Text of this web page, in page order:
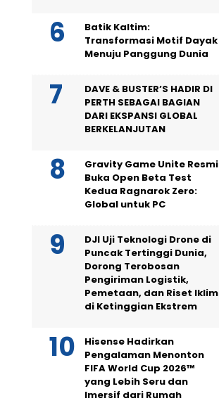
Batik Kaltim:
Transformasi Motif Dayak
Menuju Panggung Dunia
DAVE & BUSTER’S HADIR DI
PERTH SEBAGAI BAGIAN
DARI EKSPANSI GLOBAL
BERKELANJUTAN
Gravity Game Unite Resmi
Buka Open Beta Test
Kedua Ragnarok Zero:
Global untuk PC
DJI Uji Teknologi Drone di
Puncak Tertinggi Dunia,
Dorong Terobosan
Pengiriman Logistik,
Pemetaan, dan Riset Iklim
di Ketinggian Ekstrem
Hisense Hadirkan
Pengalaman Menonton
FIFA World Cup 2026™
yang Lebih Seru dan
Imersif dari Rumah